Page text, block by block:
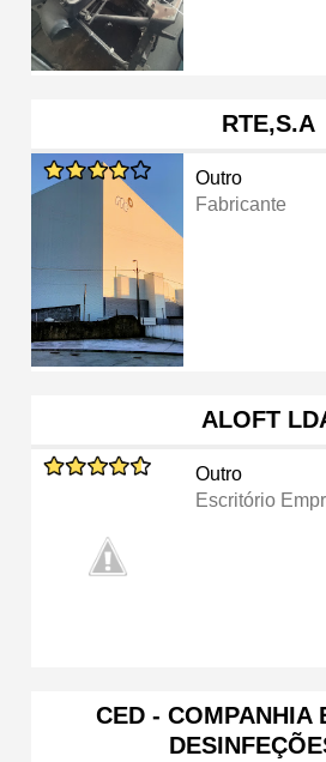
RTE,S.A
Outro
Fabricante
ALOFT
Outro
Escritório
CED - COMPANHIA